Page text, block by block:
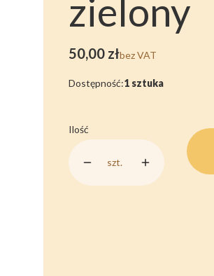
zielony
Cena
50,00 złbez VAT
Dostępność:1 sztuka
Ilość
szt.